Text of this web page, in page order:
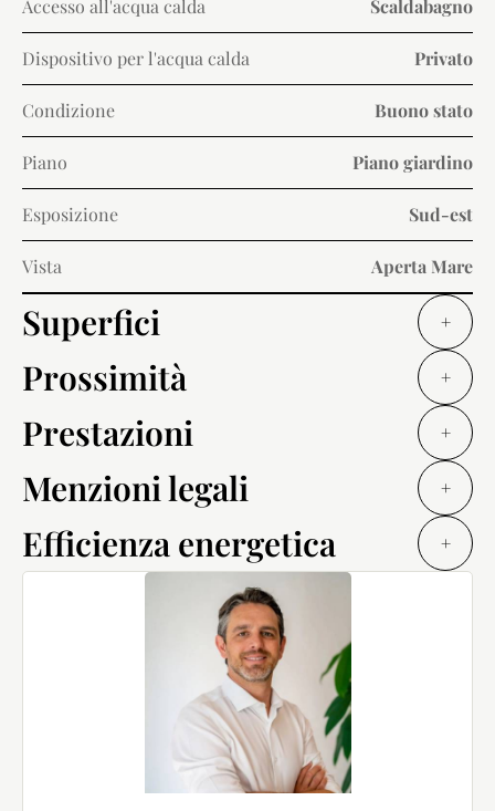
Accesso all'acqua calda Scaldabagno
Dispositivo per l'acqua calda Privato
Condizione Buono stato
Piano Piano giardino
Esposizione Sud-est
Vista Aperta Mare
Superfici +
Prossimità +
Prestazioni +
Menzioni legali +
Efficienza energetica +